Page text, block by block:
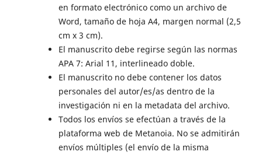
en formato electrónico como un archivo de
Word, tamaño de hoja A4, margen normal (2,5
cm x 3 cm).
El manuscrito debe regirse según las normas
APA 7: Arial 11, interlineado doble.
El manuscrito no debe contener los datos
personales del autor/es/as dentro de la
investigación ni en la metadata del archivo.
Todos los envíos se efectúan a través de la
plataforma web de Metanoia. No se admitirán
envíos múltiples (el envío de la misma